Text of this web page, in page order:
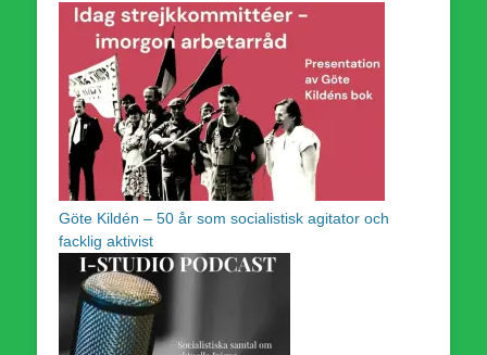
Göte Kildén – 50 år som socialistisk agitator och
facklig aktivist